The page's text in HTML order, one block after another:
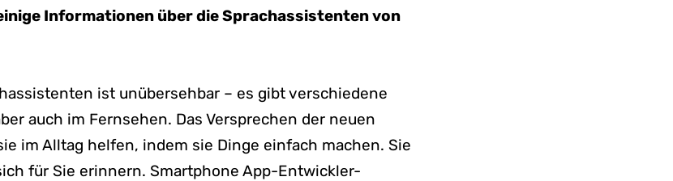
Informationen über die Sprachassistenten von
ist unübersehbar – es gibt verschiedene
auch im Fernsehen. Das Versprechen der neuen
im Alltag helfen, indem sie Dinge einfach machen. Sie
für Sie erinnern. Smartphone App-Entwickler-